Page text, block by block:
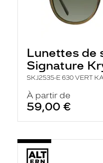
Lunettes de
Signature
SKJ2535-E 630 VERT
À partir de
59,00 €